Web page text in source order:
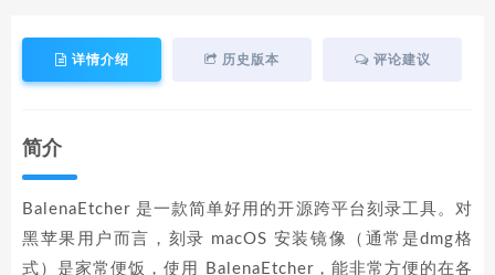
详情介绍 历史版本 评论建议
简介
BalenaEtcher 是一款简单好用的开源跨平台刻录工具。对
黑苹果用户而言，刻录 macOS 安装镜像（通常是dmg格
式）是家常便饭，使用 BalenaEtcher，能非常方便的在各